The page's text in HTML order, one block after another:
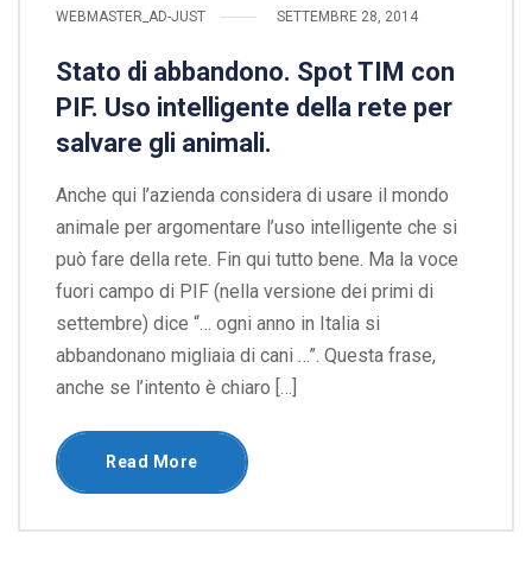
WEBMASTER_AD-JUST SETTEMBRE 28, 2014
Stato di abbandono. Spot TIM con
PIF. Uso intelligente della rete per
salvare gli animali.
Anche qui l’azienda considera di usare il mondo
animale per argomentare l’uso intelligente che si
può fare della rete. Fin qui tutto bene. Ma la voce
fuori campo di PIF (nella versione dei primi di
settembre) dice “… ogni anno in Italia si
abbandonano migliaia di cani …”. Questa frase,
anche se l’intento è chiaro […]
Read More